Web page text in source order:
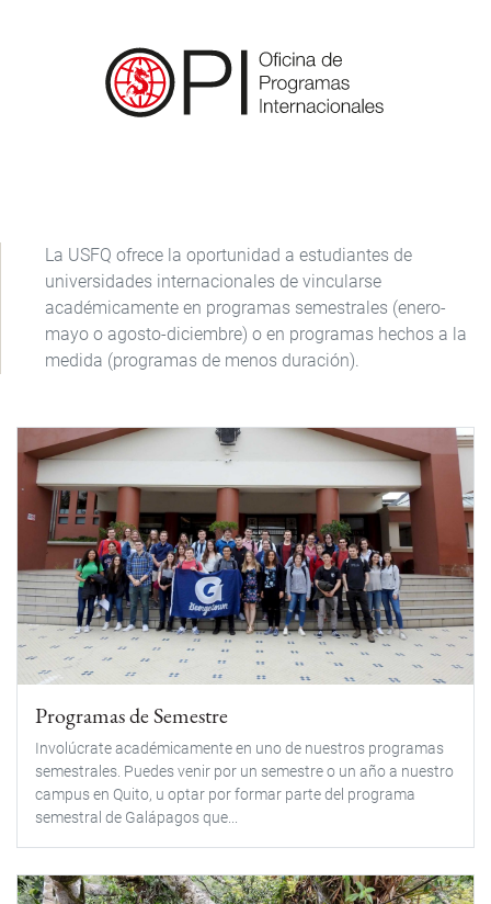
La USFQ ofrece la oportunidad a estudiantes de
universidades internacionales de vincularse
académicamente en programas semestrales (enero-
mayo o agosto-diciembre) o en programas hechos a la
medida (programas de menos duración).
Programas de Semestre
Involúcrate académicamente en uno de nuestros programas
semestrales. Puedes venir por un semestre o un año a nuestro
campus en Quito, u optar por formar parte del programa
semestral de Galápagos que...